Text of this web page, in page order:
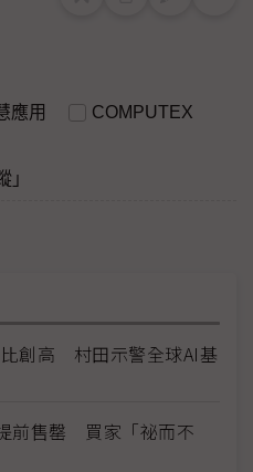
應用
COMPUTEX
」
創高 村田示警全球AI基
前售罄 買家「祕而不